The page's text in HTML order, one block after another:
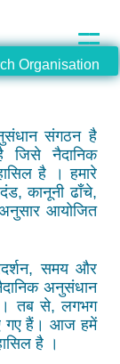
Organisation
संगठन है
जिसे नैदानिक
है । हमारे
कानूनी ढाँचे,
अनुसार आयोजित
समय और
अनुसंधान
। तब से, लगभग
गए हैं। आज हमें
है ।